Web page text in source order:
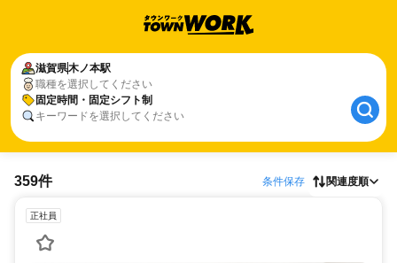
滋賀県木ノ本駅
職種を選択してください
固定時間・固定シフト制
キーワードを選択してください
359件 条件保存 関連度順
正社員